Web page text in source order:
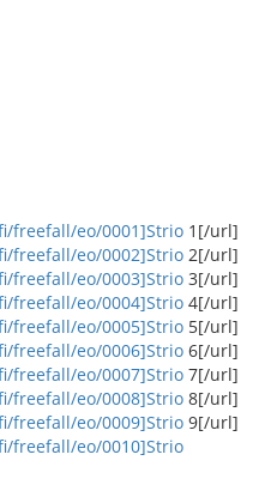
freefall/eo/0001]Strio 1[/url]
freefall/eo/0002]Strio 2[/url]
freefall/eo/0003]Strio 3[/url]
freefall/eo/0004]Strio 4[/url]
freefall/eo/0005]Strio 5[/url]
freefall/eo/0006]Strio 6[/url]
freefall/eo/0007]Strio 7[/url]
freefall/eo/0008]Strio 8[/url]
freefall/eo/0009]Strio 9[/url]
freefall/eo/0010]Strio